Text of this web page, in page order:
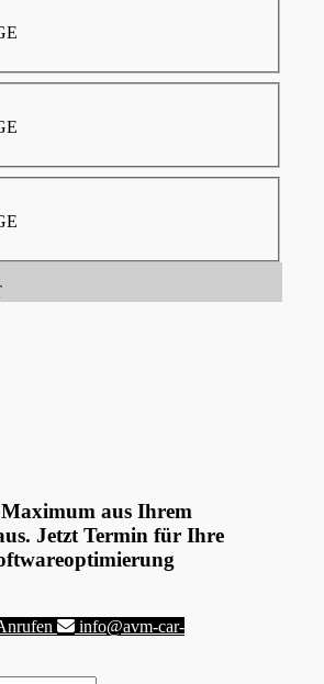
aus Ihrem
Jetzt Termin für Ihre
info@avm-car-